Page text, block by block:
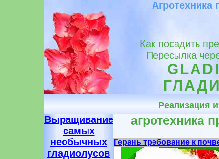
Агротехника
Как посадить
Пересылка
Реализация
Выращивание
самых
необычных
гладиолусов
агротехника
Герань требование к